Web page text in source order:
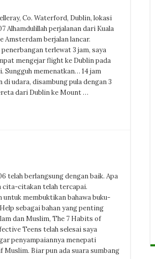
Co. Waterford, Dublin, lokasi
Alhamdulillah perjalanan dari Kuala
Amsterdam berjalan lancar.
penerbangan terlewat 3 jam, saya
mengejar flight ke Dublin pada
Sungguh memenatkan… 14 jam
di udara, disambung pula dengan 3
dari Dublin ke Mount …
telah berlangsung dengan baik. Apa
cita-citakan telah tercapai.
untuk membuktikan bahawa buku-
sebagai bahan yang penting
dan Muslim, The 7 Habits of
Teens telah selesai saya
penyampaiannya menepati
Muslim. Biar pun ada suara sumbang